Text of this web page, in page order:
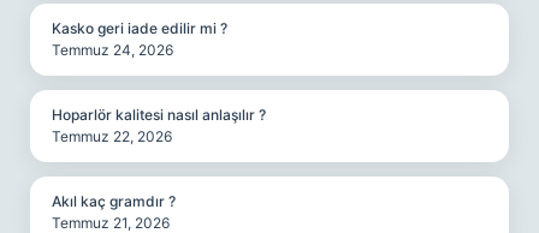
Kasko geri iade edilir mi ?
Temmuz 24, 2026
Hoparlör kalitesi nasıl anlaşılır ?
Temmuz 22, 2026
Akıl kaç gramdır ?
Temmuz 21, 2026